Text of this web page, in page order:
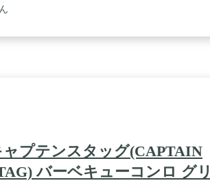
ロストルだけ取り外して灰を捨てることができ
ございますので安心してお使い頂けます。 詳
リストをご確認ください。 / 【お手入れ方法】
水洗いOKです。 また、ロストル（炭受け）が
た後、水洗いで簡単に汚れを落とせます。
ャプテンスタッグ(CAPTAIN
バーベキューコンロ グリ